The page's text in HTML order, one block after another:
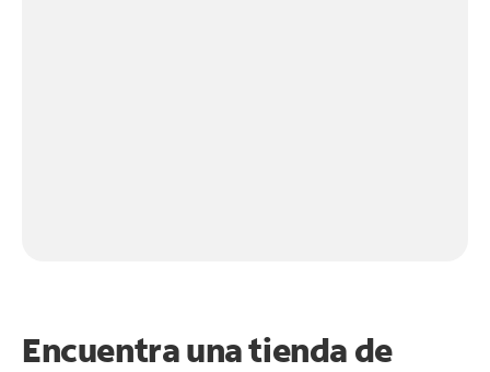
Encuentra una tienda de